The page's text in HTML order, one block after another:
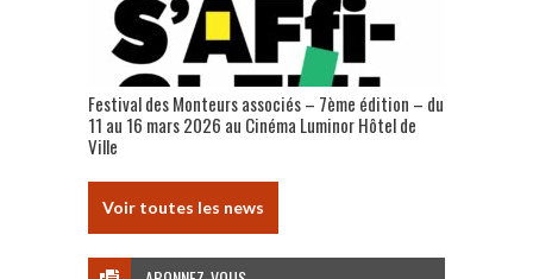
Festival des Monteurs associés – 7ème édition – du
11 au 16 mars 2026 au Cinéma Luminor Hôtel de
Ville
Voir toutes les news